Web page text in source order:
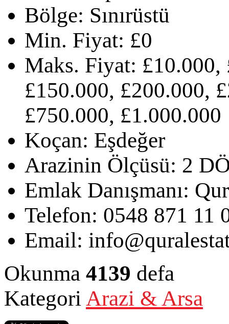
Bölge: Sınırüstü
Min. Fiyat: £0
Maks. Fiyat: £10.000,
£150.000, £200.000,
£750.000, £1.000.000
Koçan: Eşdeğer
Arazinin Ölçüsü: 2
Emlak Danışmanı:
Telefon: 0548 871 11
Email:
Okunma 4139 defa
Kategori Arazi & Arsa